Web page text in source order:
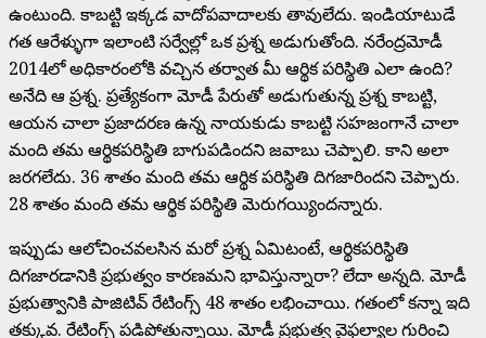
ఉంటుంది. కాబట్టి ఇక్కడ వాదోపవాదాలకు తావులేదు. ఇండియాటుడే
గత ఆరేళ్ళుగా ఇలాంటి సర్వేల్లో ఒక ప్రశ్న అడుగుతోంది. నరేంద్రమోడీ
2014లో అధికారంలోకి వచ్చిన తర్వాత మీ ఆర్థిక పరిస్థితి ఎలా ఉంది?
అనేది ఆ ప్రశ్న. ప్రత్యేకంగా మోడీ పేరుతో అడుగుతున్న ప్రశ్న కాబట్టి,
ఆయన చాలా ప్రజాదరణ ఉన్న నాయకుడు కాబట్టి సహజంగానే చాలా
మంది తమ ఆర్థికపరిస్థితి బాగుపడిందని జవాబు చెప్పాలి. కాని అలా
జరగలేదు. 36 శాతం మంది తమ ఆర్థిక పరిస్థితి దిగజారిందని చెప్పారు.
28 శాతం మంది తమ ఆర్థిక పరిస్థితి మెరుగయ్యిందన్నారు.
ఇప్పుడు ఆలోచించవలసిన మరో ప్రశ్న ఏమిటంటే, ఆర్థికపరిస్థితి
దిగజారడానికి ప్రభుత్వం కారణమని భావిస్తున్నారా? లేదా అన్నది. మోడీ
ప్రభుత్వానికి పాజిటివ్ రేటింగ్స్ 48 శాతం లభించాయి. గతంలో కన్నా ఇది
తక్కువ. రేటింగ్స్ పడిపోతున్నాయి. మోడీ ప్రభుత్వ వైఫల్యాల గురించి